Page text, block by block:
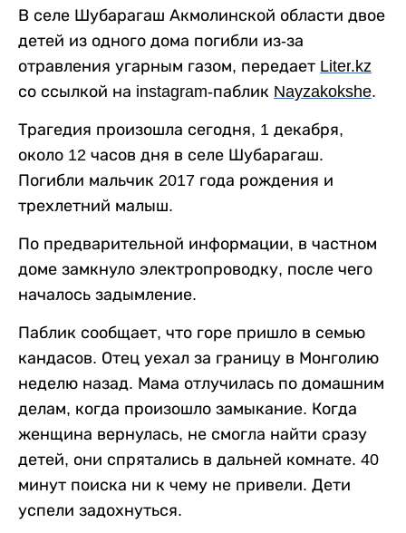
В селе Шубарагаш Акмолинской области двое
детей из одного дома погибли из-за
отравления угарным газом, передает Liter.kz
со ссылкой на instagram-паблик Nayzakokshe.
Трагедия произошла сегодня, 1 декабря,
около 12 часов дня в селе Шубарагаш.
Погибли мальчик 2017 года рождения и
трехлетний малыш.
По предварительной информации, в частном
доме замкнуло электропроводку, после чего
началось задымление.
Паблик сообщает, что горе пришло в семью
кандасов. Отец уехал за границу в Монголию
неделю назад. Мама отлучилась по домашним
делам, когда произошло замыкание. Когда
женщина вернулась, не смогла найти сразу
детей, они спрятались в дальней комнате. 40
минут поиска ни к чему не привели. Дети
успели задохнуться.